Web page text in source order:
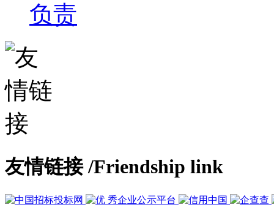
负责
友情链接/Friendship link